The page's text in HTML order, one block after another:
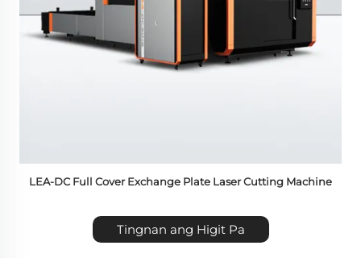
LEA-DC Full Cover Exchange Plate Laser Cutting Machine
Tingnan ang Higit Pa